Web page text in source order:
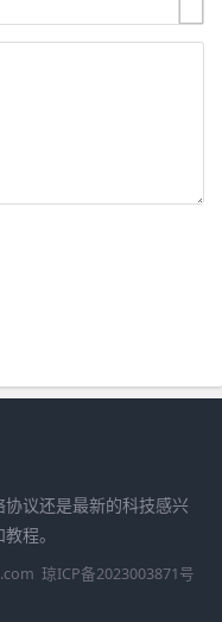
议还是最新的科技感兴
程。
琼ICP备2023003871号